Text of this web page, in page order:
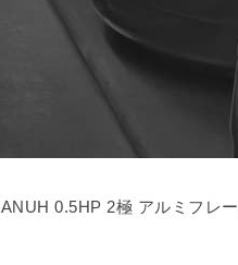
ANUH 0.5HP 2極 アルミフレ